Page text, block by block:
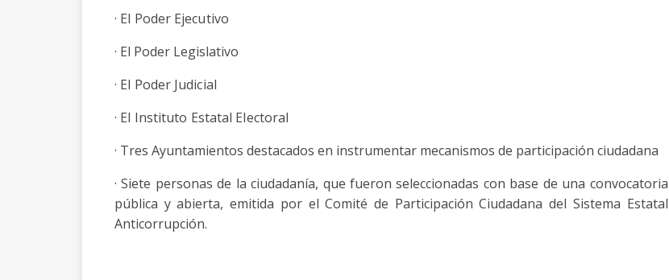
· El Poder Ejecutivo
· El Poder Legislativo
· El Poder Judicial
· El Instituto Estatal Electoral
· Tres Ayuntamientos destacados en instrumentar mecanismos de participación ciudadana
· Siete personas de la ciudadanía, que fueron seleccionadas con base de una convocatoria
pública y abierta, emitida por el Comité de Participación Ciudadana del Sistema Estatal
Anticorrupción.